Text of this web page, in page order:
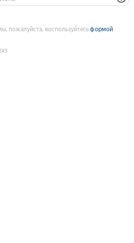
пожалуйста, воспользуйтесьформой